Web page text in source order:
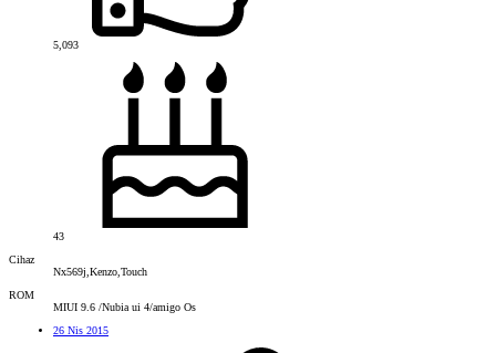
5,093
43
Cihaz
Nx569j,Kenzo,Touch
ROM
MIUI 9.6 /Nubia ui 4/amigo Os
26 Nis 2015